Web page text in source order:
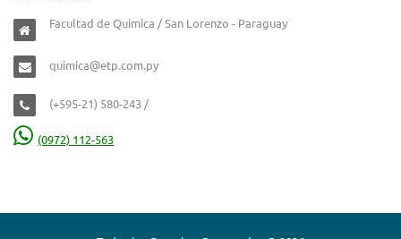
Facultad de Química / San Lorenzo - Paraguay
quimica@etp.com.py
(+595-21) 580-243 /
(0972) 112-563